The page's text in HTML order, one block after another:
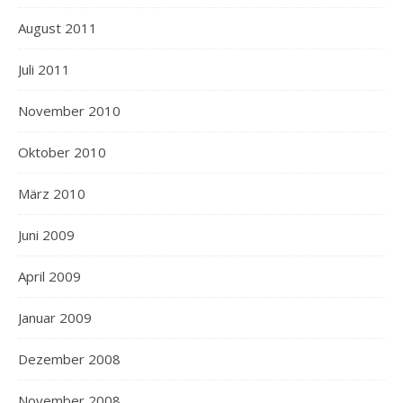
August 2011
Juli 2011
November 2010
Oktober 2010
März 2010
Juni 2009
April 2009
Januar 2009
Dezember 2008